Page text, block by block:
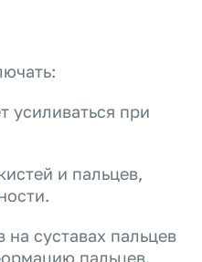
усиливаться при
и пальцев,
суставах пальцев
пальцев.